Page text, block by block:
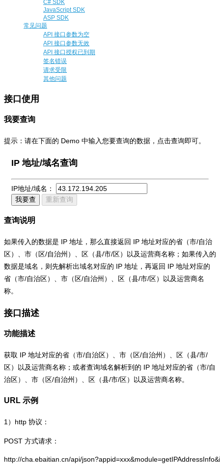
C# SDK
JavaScript SDK
ASP SDK
常见问题
API 接口参数为空
API 接口参数无效
API 接口授权已到期
签名错误
请求受限
其他问题
接口使用
我要查询
提示：请在下面的 Demo 中输入您要查询的数据，点击查询即可。
IP 地址/域名查询
IP地址/域名：
我要查
重新查询
查询说明
如果传入的数据是 IP 地址，那么直接返回 IP 地址对应的省（市/自治
区）、市（区/自治州）、区（县/市/区）以及运营商名称；如果传入的
数据是域名，则先解析出域名对应的 IP 地址，再返回 IP 地址对应的
省（市/自治区）、市（区/自治州）、区（县/市/区）以及运营商名
称。
接口描述
功能描述
获取 IP 地址对应的省（市/自治区）、市（区/自治州）、区（县/市/
区）以及运营商名称；或者查询域名解析到的 IP 地址对应的省（市/自
治区）、市（区/自治州）、区（县/市/区）以及运营商名称。
URL 示例
1） http 协议：
POST 方式请求：
http://cha.ebaitian.cn/api/